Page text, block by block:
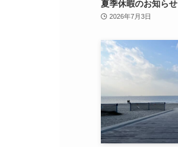
夏季休暇のお知らせ
2026年7月3日